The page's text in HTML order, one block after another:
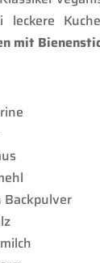
leckere
mit
Backpulver